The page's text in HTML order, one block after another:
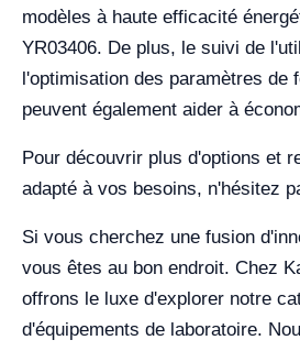
modèles à haute efficacité
YR03406. De plus, le suivi de
l'optimisation des paramètres de
peuvent également aider à
Pour découvrir plus d'options et
adapté à vos besoins, n'hésitez
Si vous cherchez une fusion
vous êtes au bon endroit. Chez
offrons le luxe d'explorer notre
d'équipements de laboratoire.